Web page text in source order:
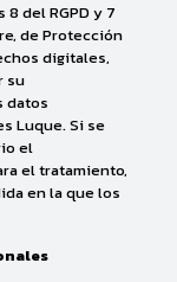
del RGPD y 7
de Protección
digitales,
su
datos
Luque. Si se
el
el tratamiento,
en la que los